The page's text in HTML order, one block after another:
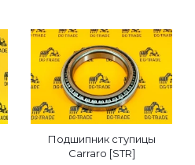
Подшипник ступицы
Carraro [STR]